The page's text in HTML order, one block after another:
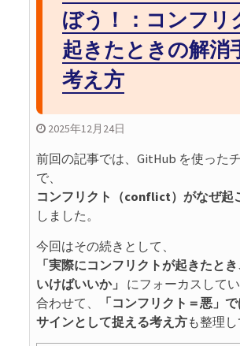
ぼう！：コンフリ
起きたときの解消
考え方
2025年12月24日
前回の記事では、GitHub を使った
で、
コンフリクト（conflict）がなぜ起
しました。
今回はその続きとして、
「実際にコンフリクトが起きたと
いけばいいか」
にフォーカスしてい
合わせて、
「コンフリクト＝悪」
サインとして捉える考え方も整理し